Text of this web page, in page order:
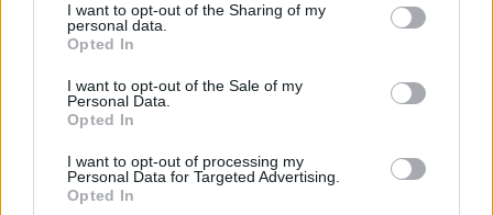
I want to opt-out of the Sharing of my
personal data.
Opted In
I want to opt-out of the Sale of my
Personal Data.
Opted In
I want to opt-out of processing my
Personal Data for Targeted Advertising.
Opted In
Ροή ειδήσεων Δημοφιλή
23:55
Υπό έλεγχο η φωτιά σε ισόγειο κατάστημα στο Παλαιό
Φάληρο - Εκκενώθηκε προληπτικά πολυκατοικία
23:38
Ενές Καντέρ: Ο Τούρκος πρώην σέντερ δηλώνει